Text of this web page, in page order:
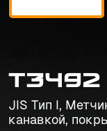
T3492
JIS Тип I,
канавкой,